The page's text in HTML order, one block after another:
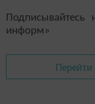
информ»
Перейти